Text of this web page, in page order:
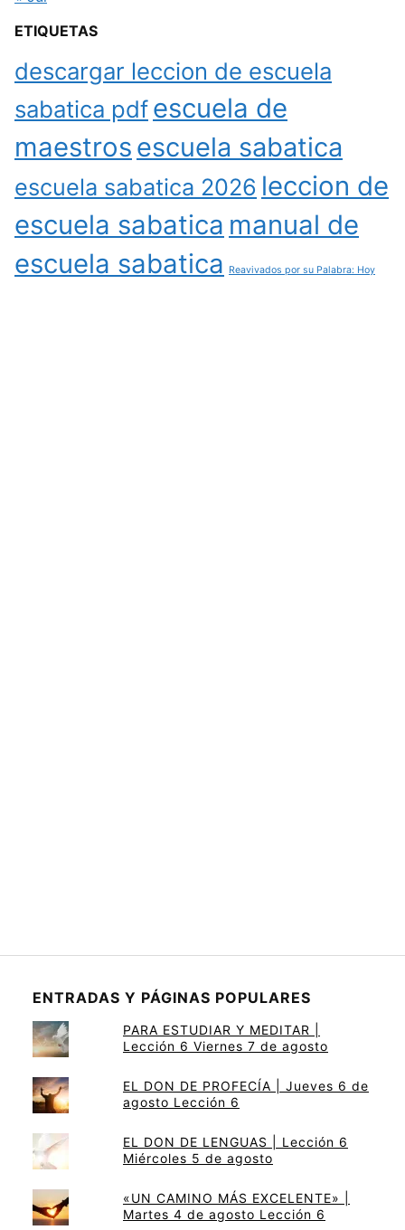
ETIQUETAS
descargar leccion de escuela
sabatica pdfescuela de
maestros escuela sabatica
escuela sabatica 2026 leccion de
escuela sabatica manual de
escuela sabatica
Reavivados por su Palabra: Hoy
ENTRADAS Y PÁGINAS POPULARES
PARA ESTUDIAR Y MEDITAR |
Lección 6 Viernes 7 de agosto
EL DON DE PROFECÍA | Jueves 6 de
agosto Lección 6
EL DON DE LENGUAS | Lección 6
Miércoles 5 de agosto
«UN CAMINO MÁS EXCELENTE» |
Martes 4 de agosto Lección 6